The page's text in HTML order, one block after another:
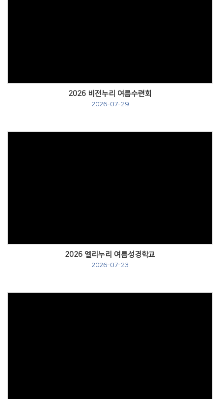
2026 비전누리 여름수련회
2026-07-29
2026 엘리누리 여름성경학교
2026-07-23